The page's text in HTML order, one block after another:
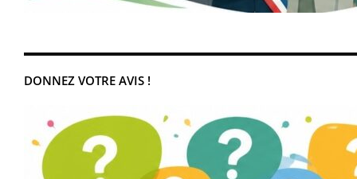
DONNEZ VOTRE AVIS !